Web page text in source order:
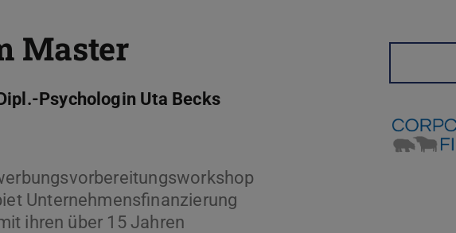
Master
Psychologin Uta Becks
Unternehmensfinanzierung
ihren über 15 Jahren